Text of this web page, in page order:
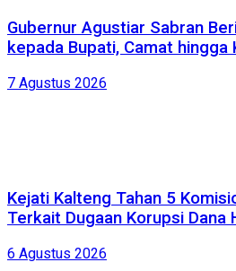
Gubernur Agustiar Sabran
kepada Bupati, Camat
7 Agustus 2026
Kejati Kalteng Tahan 5
Terkait Dugaan Korupsi Dana
6 Agustus 2026